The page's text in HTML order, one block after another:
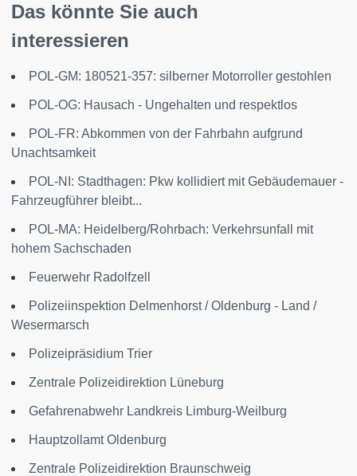
Das könnte Sie auch
interessieren
POL-GM: 180521-357: silberner Motorroller gestohlen
POL-OG: Hausach - Ungehalten und respektlos
POL-FR: Abkommen von der Fahrbahn aufgrund
Unachtsamkeit
POL-NI: Stadthagen: Pkw kollidiert mit Gebäudemauer -
Fahrzeugführer bleibt...
POL-MA: Heidelberg/Rohrbach: Verkehrsunfall mit
hohem Sachschaden
Feuerwehr Radolfzell
Polizeiinspektion Delmenhorst / Oldenburg - Land /
Wesermarsch
Polizeipräsidium Trier
Zentrale Polizeidirektion Lüneburg
Gefahrenabwehr Landkreis Limburg-Weilburg
Hauptzollamt Oldenburg
Zentrale Polizeidirektion Braunschweig